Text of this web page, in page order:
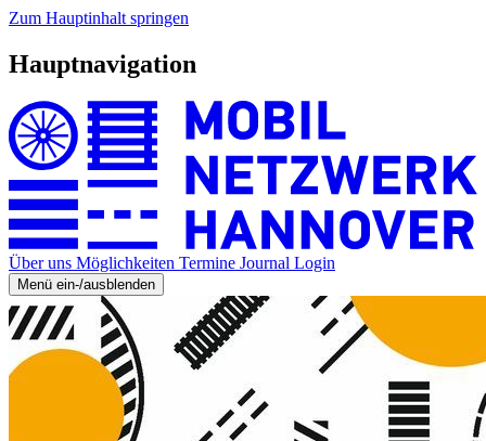
Zum Hauptinhalt springen
Hauptnavigation
Über uns Möglichkeiten Termine Journal Login
Menü ein-/ausblenden